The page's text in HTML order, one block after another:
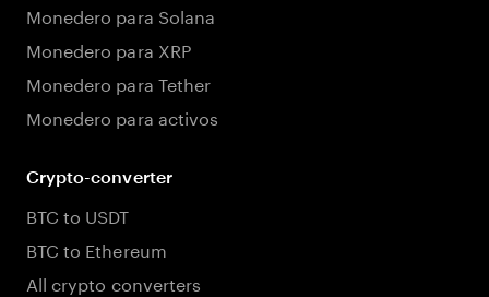
Monedero para Solana
Monedero para XRP
Monedero para Tether
Monedero para activos
Crypto-converter
BTC to USDT
BTC to Ethereum
All crypto converters